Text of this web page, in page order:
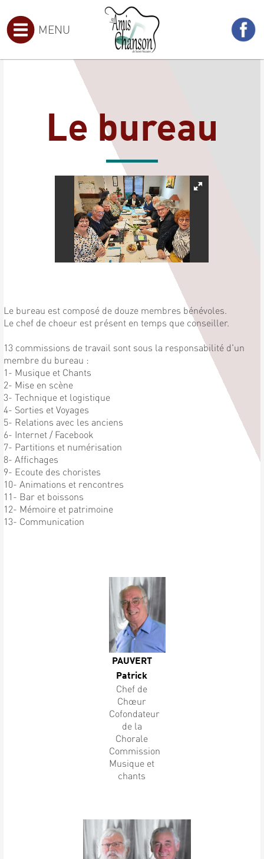
MENU
Le bureau
Le bureau est composé de douze membres bénévoles.
Le chef de choeur est présent en temps que conseiller.
13 commissions de travail sont sous la responsabilité d'un
membre du bureau :
1- Musique et Chants
2- Mise en scène
3- Technique et logistique
4- Sorties et Voyages
5- Relations avec les anciens
6- Internet / Facebook
7- Partitions et numérisation
8- Affichages
9- Ecoute des choristes
10- Animations et rencontres
11- Bar et boissons
12- Mémoire et patrimoine
13- Communication
PAUVERT
Patrick
Chef de
Chœur
Cofondateur
de la
Chorale
Commission
Musique et
chants